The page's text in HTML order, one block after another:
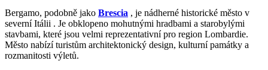
Bergamo, podobně jako Brescia , je nádherné historické město v
severní Itálii . Je obklopeno mohutnými hradbami a starobylými
stavbami, které jsou velmi reprezentativní pro region Lombardie.
Město nabízí turistům architektonický design, kulturní památky a
rozmanitosti výletů.